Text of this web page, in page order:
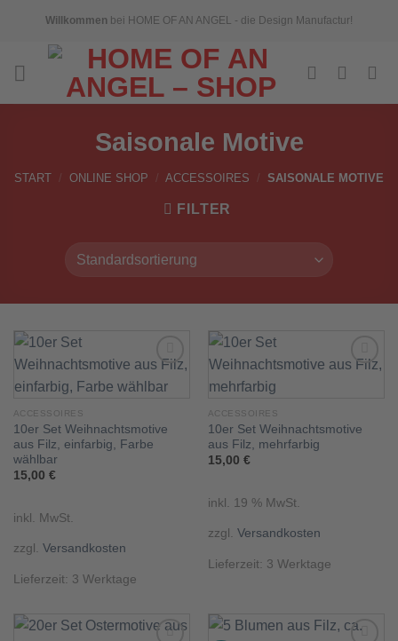
Willkommen bei HOME OF AN ANGEL - die Design Manufactur!
Saisonale Motive
START / ONLINE SHOP / ACCESSOIRES / SAISONALE MOTIVE
FILTER
ACCESSOIRES
10er Set Weihnachtsmotive
aus Filz, einfarbig, Farbe
wählbar
15,00 €
inkl. MwSt.
zzgl. Versandkosten
Lieferzeit: 3 Werktage
ACCESSOIRES
10er Set Weihnachtsmotive
aus Filz, mehrfarbig
15,00 €
inkl. 19 % MwSt.
zzgl. Versandkosten
Lieferzeit: 3 Werktage